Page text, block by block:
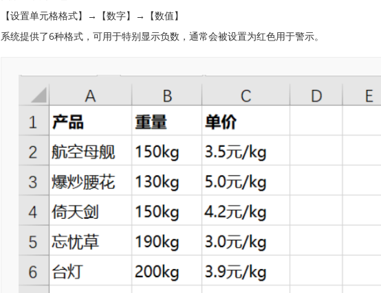
【设置单元格格式】→【数字】→【数值】
系统提供了6种格式，可用于特别显示负数，通常会被设置为红色用于警示。